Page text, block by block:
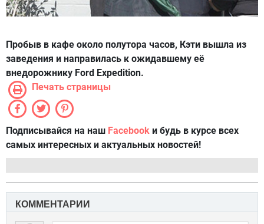
Пробыв в кафе около полутора часов, Кэти вышла из
заведения и направилась к ожидавшему её
внедорожнику Ford Expedition.
Печать страницы
Подписывайся на наш Facebook и будь в курсе всех
самых интересных и актуальных новостей!
КОММЕНТАРИИ